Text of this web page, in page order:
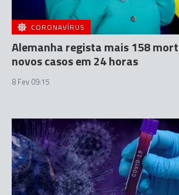
CORONAVÍRUS
Alemanha regista mais 158
novos casos em 24 horas
8 Fev 09:15